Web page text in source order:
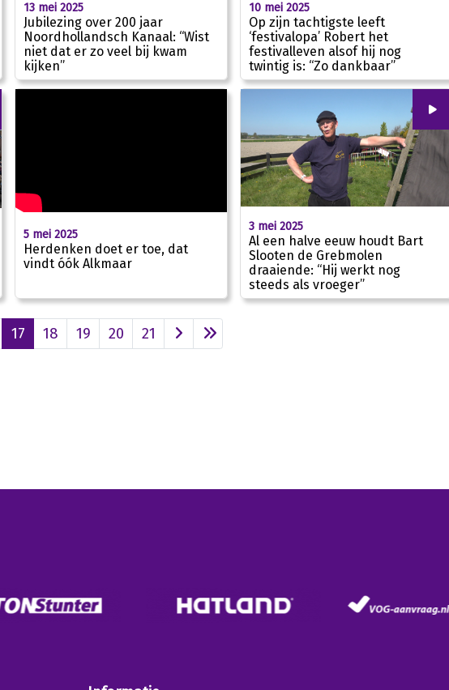
13 mei 2025
Jubilezing over 200 jaar
Noordhollandsch Kanaal: “Wist
niet dat er zo veel bij kwam
kijken”
10 mei 2025
Op zijn tachtigste leeft
‘festivalopa’ Robert het
festivalleven alsof hij nog
twintig is: “Zo dankbaar”
5 mei 2025
Herdenken doet er toe, dat
vindt óók Alkmaar
00:00
3 mei 2025
Al een halve eeuw houdt Bart
Slooten de Grebmolen
draaiende: “Hij werkt nog
steeds als vroeger”
17 18 19 20 21